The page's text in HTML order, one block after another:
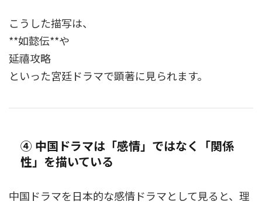
こうした描写は、
**如懿伝**や
延禧攻略
といった宮廷ドラマで顕著に見られます。
④ 中国ドラマは「感情」ではなく「関係
性」を描いている
中国ドラマを日本的な感情ドラマとして見ると、理